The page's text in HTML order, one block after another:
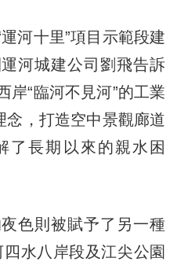
十里”項目示範段建
河城建公司劉飛告訴
岸“臨河不見河”的工業
念，打造空中景觀廊道
了長期以來的親水困
則被賦予了另一種
水八岸段及江尖公園